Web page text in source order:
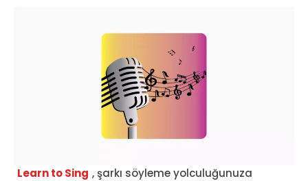
Learn to Sing , şarkı söyleme yolculuğunuza